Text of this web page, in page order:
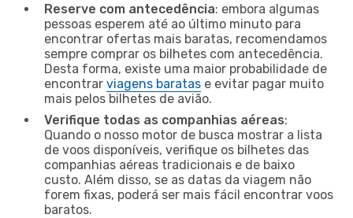
Reserve com antecedência: embora algumas
pessoas esperem até ao último minuto para
encontrar ofertas mais baratas, recomendamos
sempre comprar os bilhetes com antecedência.
Desta forma, existe uma maior probabilidade de
encontrar viagens baratas e evitar pagar muito
mais pelos bilhetes de avião.
Verifique todas as companhias aéreas:
Quando o nosso motor de busca mostrar a lista
de voos disponíveis, verifique os bilhetes das
companhias aéreas tradicionais e de baixo
custo. Além disso, se as datas da viagem não
forem fixas, poderá ser mais fácil encontrar voos
baratos.